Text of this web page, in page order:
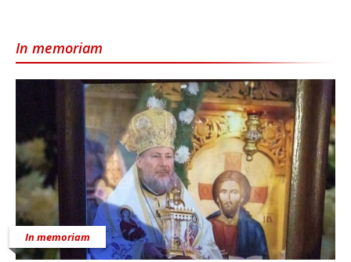
In memoriam
In memoriam